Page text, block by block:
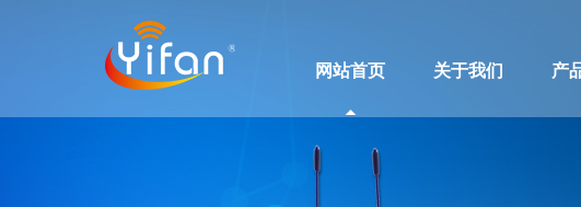
网站首页 关于我们 产